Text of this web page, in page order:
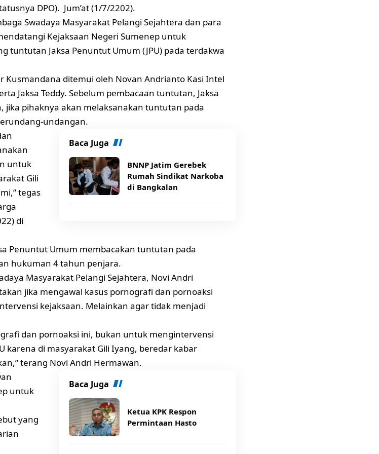
DPO). Jum’at (1/7/2202).
Swadaya Masyarakat Pelangi Sejahtera dan para
Kejaksaan Negeri Sumenep untuk
tuntutan Jaksa Penuntut Umum (JPU) pada terdakwa
Kusmandana ditemui oleh Novan Andrianto Kasi Intel
Jaksa Teddy. Sebelum pembacaan tuntutan, Jaksa
jika pihaknya akan melaksanakan tuntutan pada
undangan.
Baca Juga
BNNP Jatim Gerebek
Rumah Sindikat Narkoba
di Bangkalan
untuk
Gili
tegas
di
Penuntut Umum membacakan tuntutan pada
hukuman 4 tahun penjara.
Masyarakat Pelangi Sejahtera, Novi Andri
jika mengawal kasus pornografi dan pornoaksi
kejaksaan. Melainkan agar tidak menjadi
dan pornoaksi ini, bukan untuk mengintervensi
karena di masyarakat Gili Iyang, beredar kabar
terang Novi Andri Hermawan.
Baca Juga
Ketua KPK Respon
Permintaan Hasto
untuk
yang